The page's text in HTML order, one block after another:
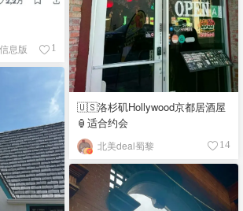
息版 1
🇺🇸洛杉矶Hollywood京都居酒屋
🏮适合约会
北美deal蜀黎 14